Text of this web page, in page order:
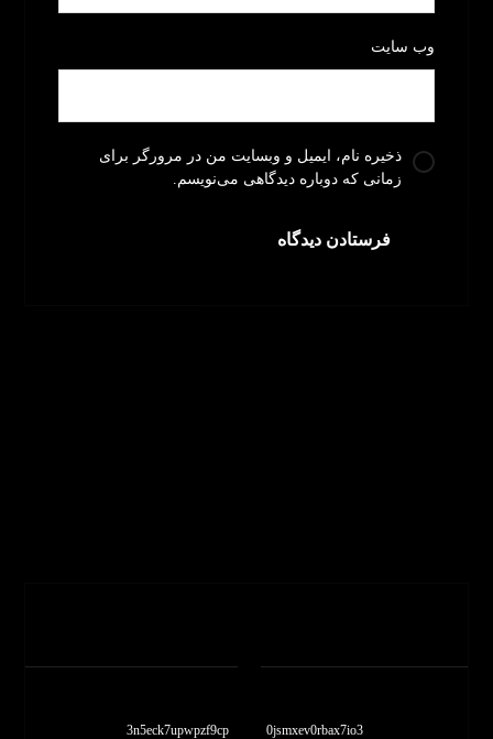
وب‌ سایت
ذخیره نام، ایمیل و وبسایت من در مرورگر برای
زمانی که دوباره دیدگاهی می‌نویسم.
0jsmxev0rbax7io3
3n5eck7upwpzf9cp